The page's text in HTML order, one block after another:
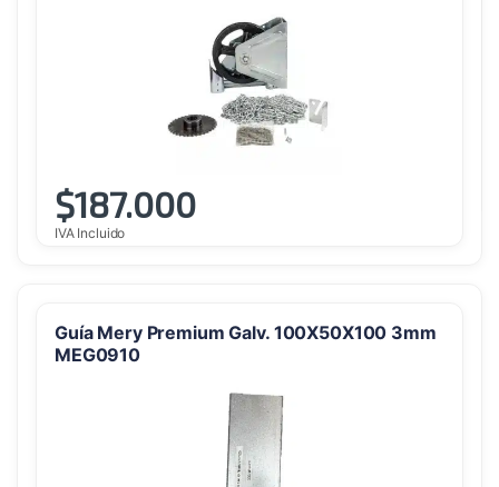
$187.000
IVA Incluido
Guía Mery Premium Galv. 100X50X100 3mm
MEG0910